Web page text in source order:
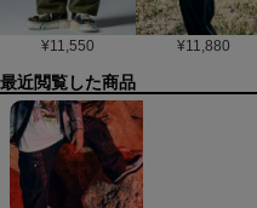
¥11,550 ¥11,880
最近閲覧した商品